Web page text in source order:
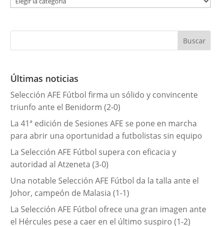
a
g
r
a
s
Últimas noticias
Selección AFE Fútbol firma un sólido y convincente
triunfo ante el Benidorm (2-0)
La 41ª edición de Sesiones AFE se pone en marcha
para abrir una oportunidad a futbolistas sin equipo
La Selección AFE Fútbol supera con eficacia y
autoridad al Atzeneta (3-0)
Una notable Selección AFE Fútbol da la talla ante el
Johor, campeón de Malasia (1-1)
La Selección AFE Fútbol ofrece una gran imagen ante
el Hércules pese a caer en el último suspiro (1-2)